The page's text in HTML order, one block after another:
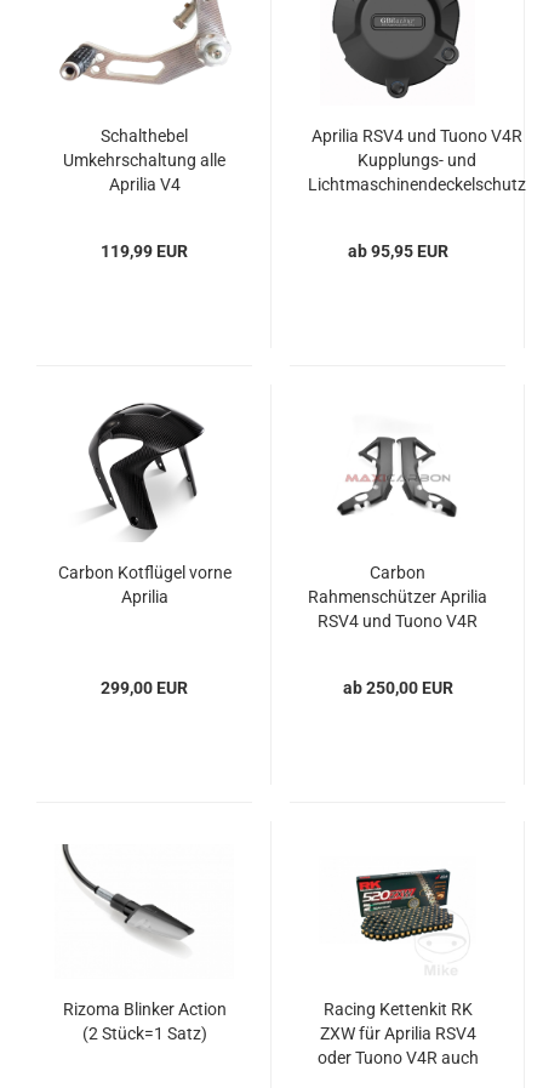
Schalthebel
Umkehrschaltung alle
Aprilia V4
119,99 EUR
Aprilia RSV4 und Tuono V4R
Kupplungs- und
Lichtmaschinendeckelschutz
ab 95,95 EUR
Carbon Kotflügel vorne
Aprilia
299,00 EUR
Carbon
Rahmenschützer Aprilia
RSV4 und Tuono V4R
ab 250,00 EUR
Rizoma Blinker Action
(2 Stück=1 Satz)
Racing Kettenkit RK
ZXW für Aprilia RSV4
oder Tuono V4R auch